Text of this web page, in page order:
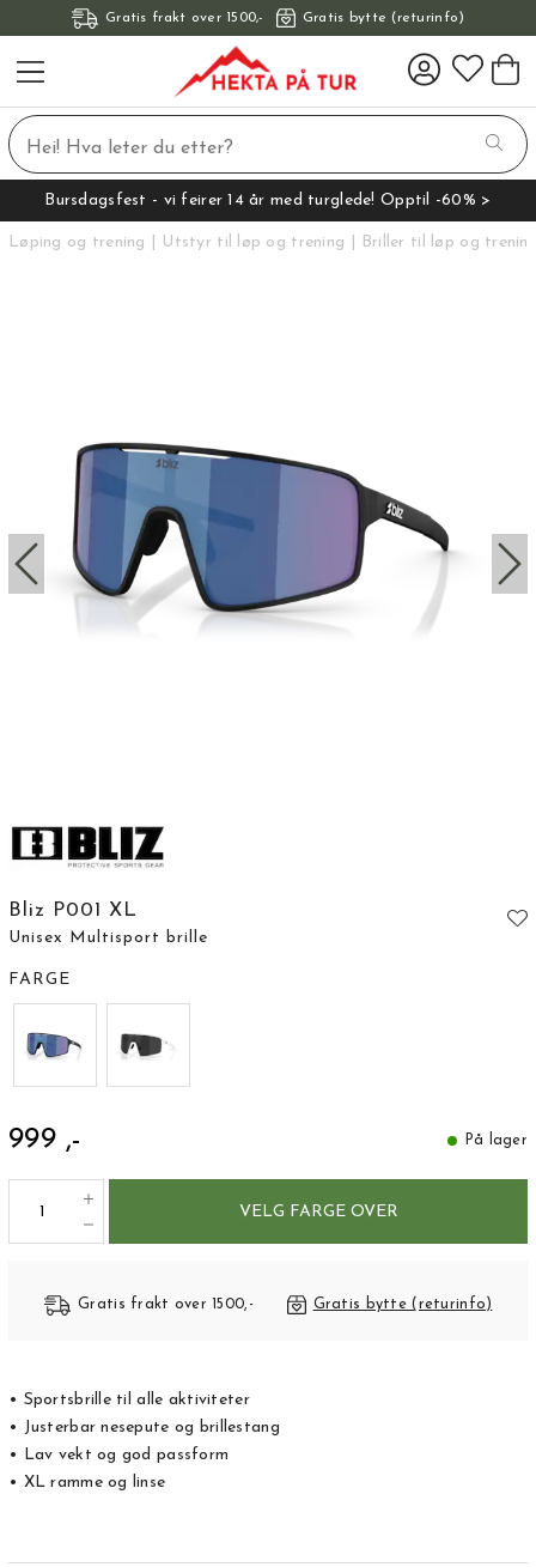
Gratis frakt over 1500,- Gratis bytte (returinfo)
Bursdagsfest - vi feirer 14 år med turglede! Opptil -60% >
Løping og trening Utstyr til løp og trening Briller til løp og
Bliz P001 XL
Unisex Multisport brille
FARGE
999 ,- På lager
VELG FARGE OVER
Gratis frakt over 1500,- Gratis bytte (returinfo)
• Sportsbrille til alle aktiviteter
• Justerbar nesepute og brillestang
• Lav vekt og god passform
• XL ramme og linse